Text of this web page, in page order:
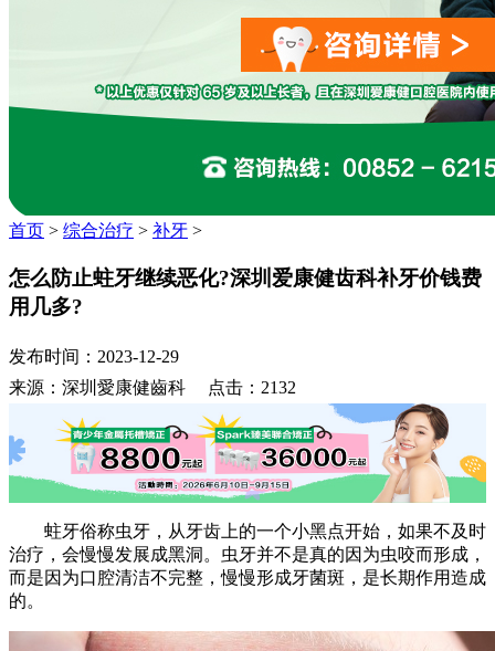
首页 > 综合治疗 > 补牙 >
怎么防止蛀牙继续恶化?深圳爱康健齿科补牙价钱费
用几多?
发布时间：2023-12-29
来源：深圳愛康健齒科 点击：2132
蛀牙俗称虫牙，从牙齿上的一个小黑点开始，如果不及时
治疗，会慢慢发展成黑洞。虫牙并不是真的因为虫咬而形成，
而是因为口腔清洁不完整，慢慢形成牙菌斑，是长期作用造成
的。